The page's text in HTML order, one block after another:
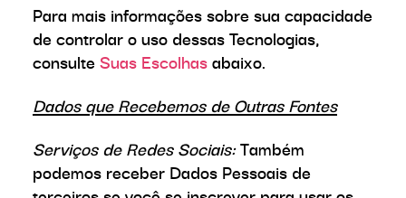
Para mais informações sobre sua capacidade
de controlar o uso dessas Tecnologias,
consulteSuas Escolhasabaixo.
Dados que Recebemos de Outras Fontes
Serviços de Redes Sociais:Também
podemos receber Dados Pessoais de